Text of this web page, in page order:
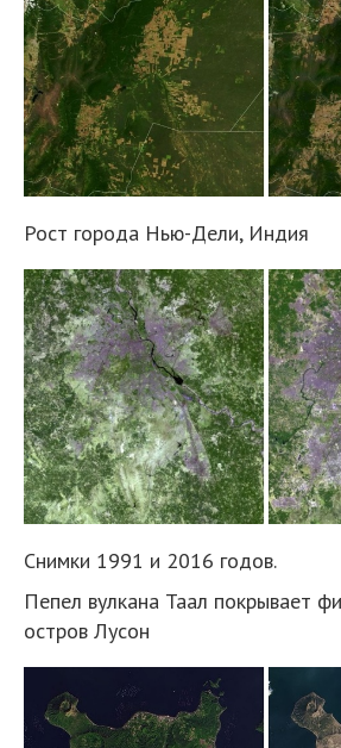
Рост города Нью-Дели, Индия
Снимки 1991 и 2016 годов.
Пепел вулкана Таал покрывает
остров Лусон